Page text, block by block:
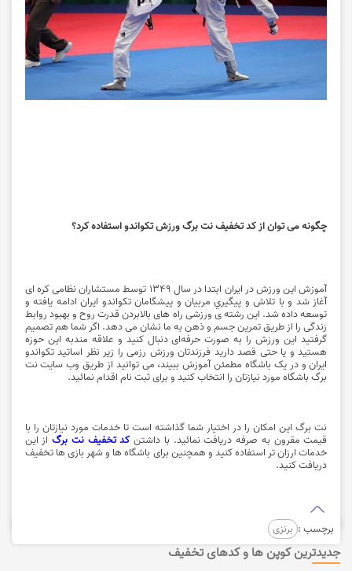
چگونه می توان از کد تخفیف نت برگ ورزش تکواندو استفاده کرد؟
آموزش این ورزش در ایران ابتدا در سال 1349 توسط مستشاران نظامی کره ای
آغاز شد و با تلاش و پيگيري مربيان و پيشگامان تکواندو ایران ادامه يافته و
توسعه داده شد. این رشته ی ورزشی راه های بالابردن قدرت روح و بهبود روابط
زندگی را از طریق تمرین جسم و ذهن به ما نشان می دهد. اگر شما هم تصمیم
گرفتید این ورزش را به صورت حرفه‌ای دنبال کنید و علاقه مندبه این حوزه
هستید و یا حتی قصد دارید فرزندتان ورزش رزمی را زیر نظر اساتید تکواندو
ایران و در یک باشگاه مطمئن آموزش ببیند، می توانید از طریق وب سایت نت
برگ باشگاه مورد نیازتان را انتخاب کنید و برای ثبت نام اقدام نمائید.
نت برگ این امکان را در اختیار شما گذاشته است تا خدمات مورد نیازتان را با
قیمت مقرون به صرفه دریافت نمائید. با داشتنکد تخفیف نت برگاز این
خدمات ارزان تر استفاده کنید و همچنین برای باشگاه ها وشهر بازی ها تخفیف
دریافت کنید.
برچسب : برنزی
جدیدترین کوپن ها و کدهای تخفیف